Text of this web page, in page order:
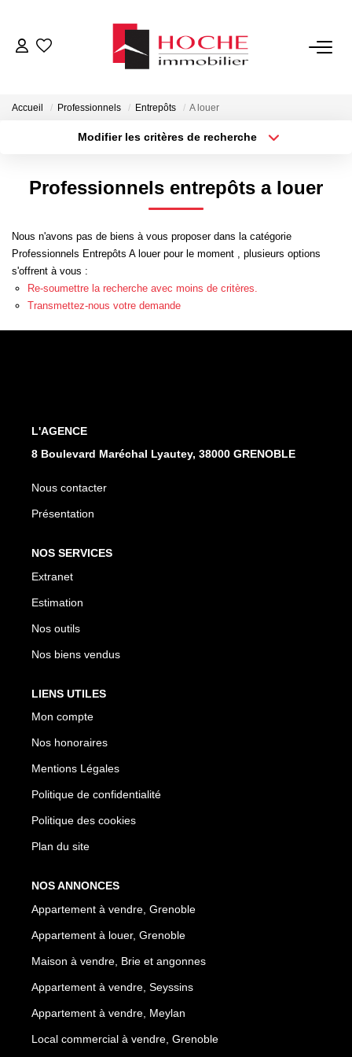
Accueil Professionnels Entrepôts A louer
Modifier les critères de recherche
Type de bien
Surface min
Budget max Plus de critères
Professionnels entrepôts a louer
Nous n'avons pas de biens à vous proposer dans la catégorie
Professionnels Entrepôts A louer pour le moment , plusieurs options
s'offrent à vous :
Re-soumettre la recherche avec moins de critères.
Transmettez-nous votre demande
L'AGENCE
8 Boulevard Maréchal Lyautey, 38000 GRENOBLE
Nous contacter
Présentation
NOS SERVICES
Extranet
Estimation
Nos outils
Nos biens vendus
LIENS UTILES
Mon compte
Nos honoraires
Mentions Légales
Politique de confidentialité
Politique des cookies
Plan du site
NOS ANNONCES
Appartement à vendre, Grenoble
Appartement à louer, Grenoble
Maison à vendre, Brie et angonnes
Appartement à vendre, Seyssins
Appartement à vendre, Meylan
Local commercial à vendre, Grenoble